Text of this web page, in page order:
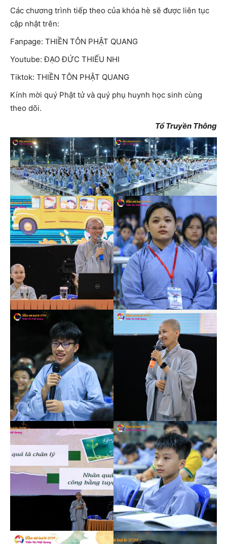
Các chương trình tiếp theo của khóa hè sẽ được liên tục
cập nhật trên:
Fanpage: THIỀN TÔN PHẬT QUANG
Youtube: ĐẠO ĐỨC THIẾU NHI
Tiktok: THIỀN TÔN PHẬT QUANG
Kính mời quý Phật tử và quý phụ huynh học sinh cùng
theo dõi.
Tổ Truyền Thông